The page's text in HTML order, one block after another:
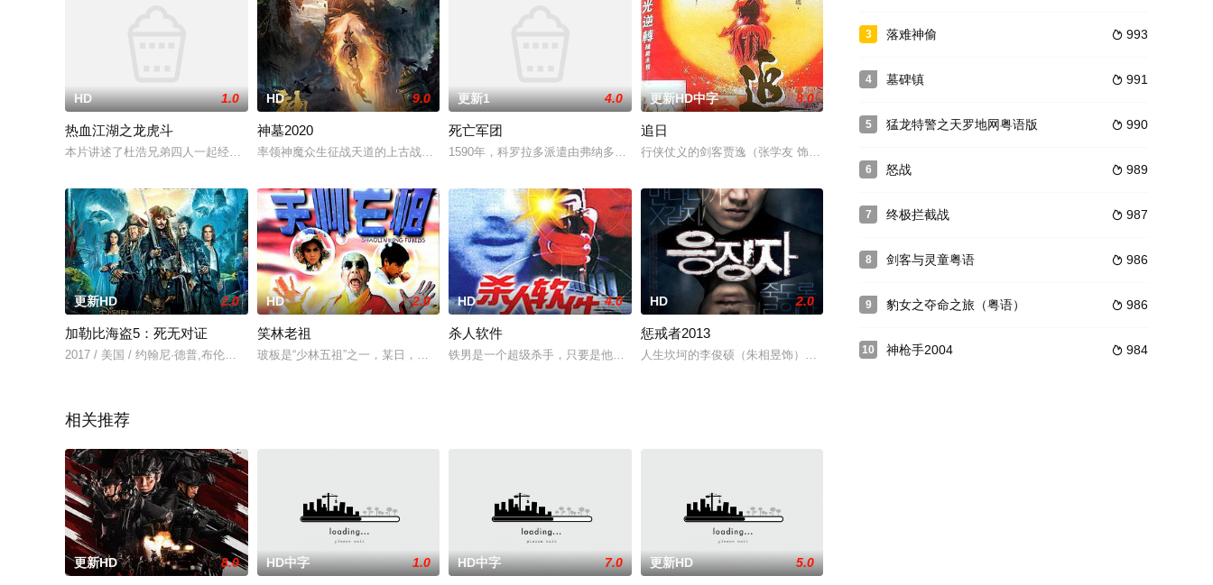
HD 1.0
热血江湖之龙虎斗
本片讲述了杜浩兄弟四人一起经商，受到邪恶势力彪爷的恶意竞争，兄弟四人先是被彪爷离间，最后又重归于好。突出了诚信经营和邪不压正这一正能
HD 9.0
神墓2020
率领神魔众生征战天道的上古战神辰南，历经万载沉睡后从雪山之巅的墓群中苏醒，神力和记忆都已封闭，在与守墓人的一番激斗跌入断崖后，无意间
更新1 4.0
死亡军团
1590年，科罗拉多派遣由弗纳多?德加玛将军（Miguel Martinez 饰）率领的一千人部队，进入传奇的黄金城市埃尔多拉多寻找
更新HD中字 8.0
追日
行侠仗义的剑客贾逸（张学友 饰）于偶然之中得知鬼王即将祸害人间，于是前往古剑山庄，想要借山庄绝学
更新HD 2.0
加勒比海盗5：死无对证
2017 / 美国 / 约翰尼·德普,布伦顿·思韦茨,卡雅·斯考达里奥,杰弗里·拉什,哈维尔·巴登,格什菲·法拉哈尼,奥兰多·布鲁姆,凯文·麦克纳利,凯拉·
HD 2.0
笑林老祖
玻板是“少林五祖”之一，某日，师傅带着他连同其他四人坐飞机去美国进行巡回表演，然而，调皮的玻板因为做了错事而被师傅责罚面壁思过因此错
HD 4.0
杀人软件
铁男是一个超级杀手，只要是他追杀的目标，没有人可以逃出生天，但他有个特性，只杀坏人，故有黑道清道夫之称，某次铁男去追杀一个帮会大
HD 2.0
惩戒者2013
人生坎坷的李俊硕（朱相昱饰）出生在一个平民家庭，家里有病重的奶奶需要照顾，在所读的高中又饱受学习
相关推荐
更新HD 8.0 HD中字 1.0 HD中字 7.0 更新HD 5.0
3  993
落难神偷
4  991
墓碑镇
5  990
猛龙特警之天罗地网粤语版
6  989
怒战
7  987
终极拦截战
8  986
剑客与灵童粤语
9  986
豹女之夺命之旅（粤语）
10  984
神枪手2004